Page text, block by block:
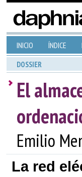
INICIO ÍNDICE
DOSSIER
El
Emilio
La red